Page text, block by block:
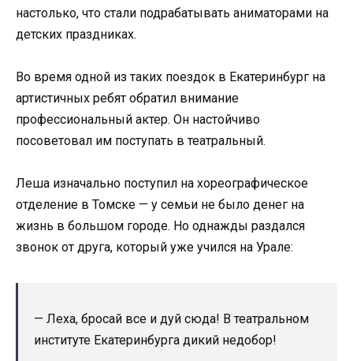
настолько, что стали подрабатывать аниматорами на
детских праздниках.
Во время одной из таких поездок в Екатеринбург на
артистичных ребят обратил внимание
профессиональный актер. Он настойчиво
посоветовал им поступать в театральный.
Леша изначально поступил на хореографическое
отделение в Томске — у семьи не было денег на
жизнь в большом городе. Но однажды раздался
звонок от друга, который уже учился на Урале:
— Леха, бросай все и дуй сюда! В театральном
институте Екатеринбурга дикий недобор!